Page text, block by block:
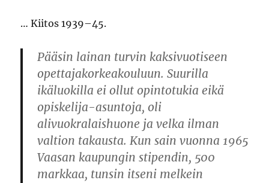
… Kiitos 1939–45.
Pääsin lainan turvin kaksivuotiseen
opettajakorkeakouluun. Suurilla
ikäluokilla ei ollut opintotukia eikä
opiskelija-asuntoja, oli
alivuokralaishuone ja velka ilman
valtion takausta. Kun sain vuonna 1965
Vaasan kaupungin stipendin, 500
markkaa, tunsin itseni melkein